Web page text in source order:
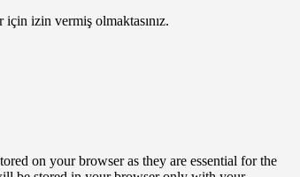
izin vermiş olmaktasınız.
on your browser as they are essential for the